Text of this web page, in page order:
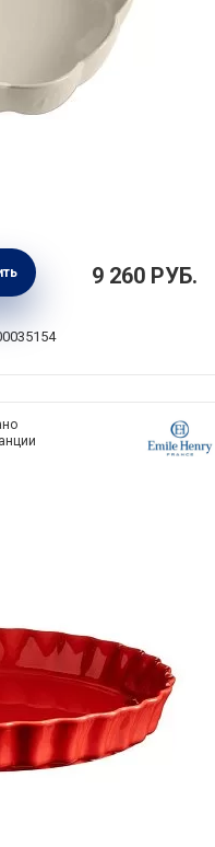
с волнистыми
цвет крем, Emile
026153
9 260 РУБ.